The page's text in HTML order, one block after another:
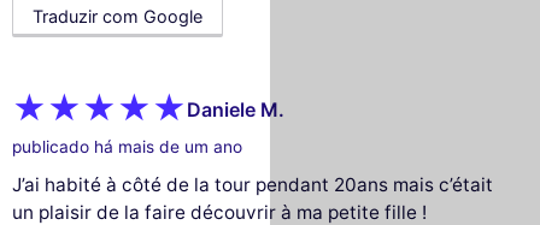
Traduzir com Google
Daniele M.
publicado há mais de um ano
J’ai habité à côté de la tour pendant 20ans mais c’était
un plaisir de la faire découvrir à ma petite fille !